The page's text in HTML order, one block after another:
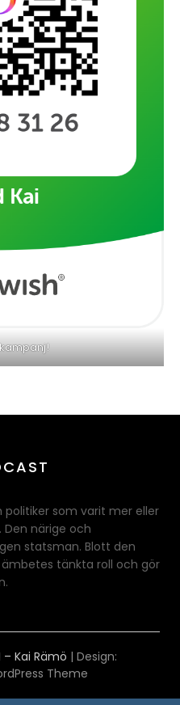
politiker som varit mer eller
närige och
statsman. Blott den
tänkta roll och gör
– Kai Rämö | Design:
Theme